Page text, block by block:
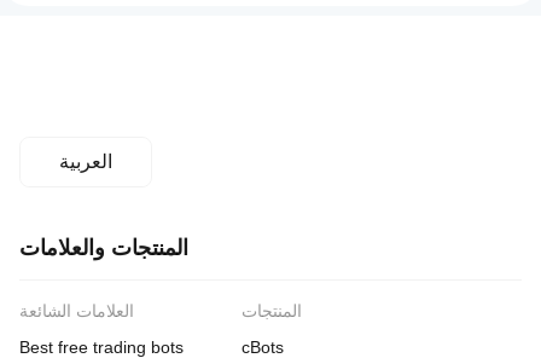
العربية
المنتجات والعلامات
العلامات الشائعة
Best free trading bots
المنتجات
cBots